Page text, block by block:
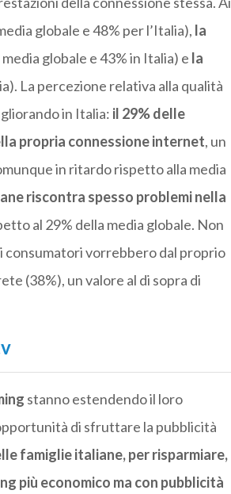
globale e 48% per l’Italia), la
globale e 43% in Italia) e la
La percezione relativa alla qualità
in Italia: il 29% delle
propria connessione internet, un
in ritardo rispetto alla media
riscontra spesso problemi nella
al 29% della media globale. Non
consumatori vorrebbero dal proprio
(38%), un valore al di sopra di
stanno estendendo il loro
di sfruttare la pubblicità
famiglie italiane, per risparmiare,
più economico ma con pubblicità